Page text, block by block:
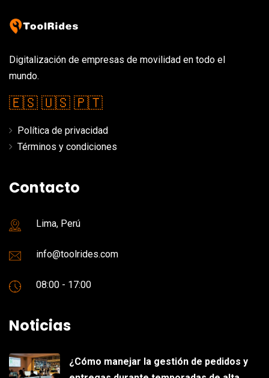
Digitalización de empresas de movilidad en todo el
mundo.
🇪🇸 🇺🇸 🇵🇹
Política de privacidad
Términos y condiciones
Contacto
Lima, Perú
info@toolrides.com
08:00 - 17:00
Noticias
¿Cómo manejar la gestión de pedidos y